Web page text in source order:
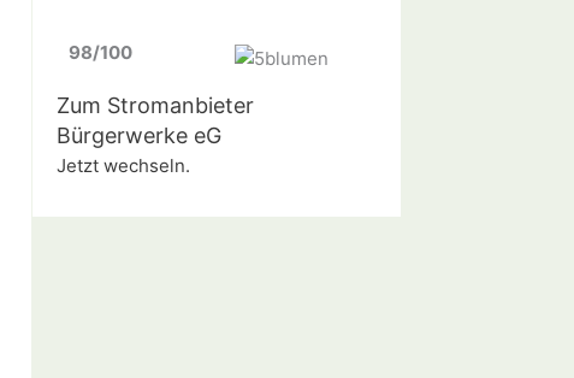
98/100
Zum Stromanbieter
Bürgerwerke eG
Jetzt wechseln.